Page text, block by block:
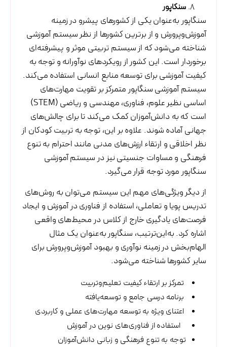
سنگاپور
سنگاپور به‌عنوان یکی از کشورهای پیشرو در زمینه
آموزش‌وپرورش و از برترین کشورها از نظر سیستم آموزشی
شناخته می‌شود که از سیستم تربیتی موثر و پیشرفته‌ای
برخوردار است. این کشور از رویکردهای نوآورانه و توجه به
کیفیت آموزشی برای توسعه منابع انسانی استفاده می‌کند.
سیستم آموزشی سنگاپور متمرکز بر تقویت مهارت‌های
اساسی نظیر علوم، فناوری، مهندسی و ریاضی (STEM)
است که به دانش‌آموزان کمک می‌کند تا برای چالش‌های
جهانی آماده شوند. علاوه بر این، توجه به تربیت کودکان از
نظر اخلاقی و ارتقاء ارزش‌های مدنی مانند احترام به تنوع
فرهنگی و مساوات جنسیتی نیز در سیستم آموزشی
سنگاپور مورد توجه قرار می‌گیرد.
از دیگر ویژگی‌های مهم این سیستم می‌توان به روش‌های
تدریس پویا و تعاملی، استفاده از فناوری در آموزش و ایجاد
فرصت‌های یادگیری خارج از کلاس در محیط‌های واقعی
اشاره کرد. به‌این‌ترتیب، سنگاپور به‌عنوان یک مثال
الهام‌بخش در زمینه نوآوری و بهبود آموزش‌وپرورش برای
سایر کشورها شناخته می‌شود.
تمرکز بر ارتقاء کیفیت تعلیم‌وتربیت
برنامه درسی جامع و توسعه‌یافته
اعتنای ویژه به توسعه مهارت‌های عملی و کاربردی
استفاده از فناوری‌های نوین در آموزش
توجه به تنوع فرهنگی و زبانی دانش‌آموزان